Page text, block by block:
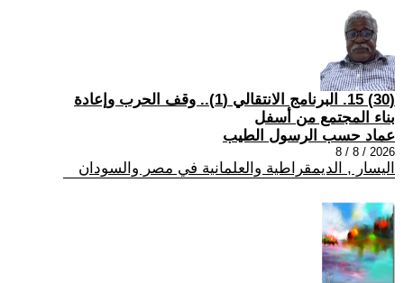
(30) 15. البرنامج الانتقالي (1).. وقف الحرب وإعادة
بناء المجتمع من أسفل
عماد حسب الرسول الطيب
2026 / 8 / 8
اليسار , الديمقراطية والعلمانية في مصر والسودان